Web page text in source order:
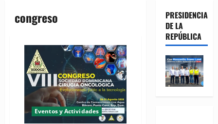
congreso
Eventos y Actividades
PRESIDENCIA
DE LA
REPÚBLICA